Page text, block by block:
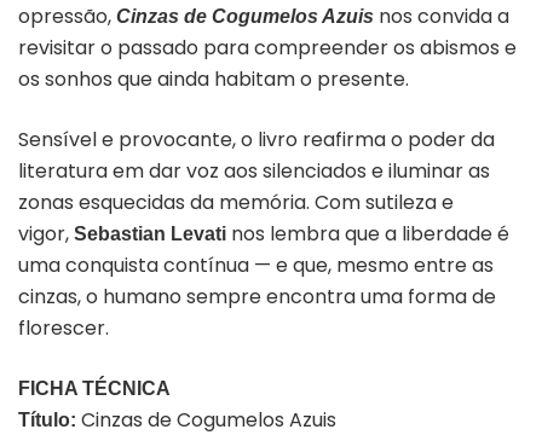
opressão, Cinzas de Cogumelos Azuis nos convida a
revisitar o passado para compreender os abismos e
os sonhos que ainda habitam o presente.
Sensível e provocante, o livro reafirma o poder da
literatura em dar voz aos silenciados e iluminar as
zonas esquecidas da memória. Com sutileza e
vigor, Sebastian Levati nos lembra que a liberdade é
uma conquista contínua — e que, mesmo entre as
cinzas, o humano sempre encontra uma forma de
florescer.
FICHA TÉCNICA
Título: Cinzas de Cogumelos Azuis